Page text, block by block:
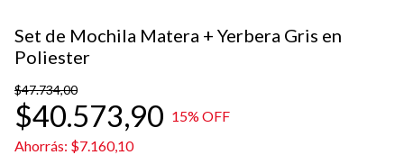
Set de Mochila Matera + Yerbera Gris en
Poliester
$47.734,00
$40.573,90 15% OFF
Ahorrás: $7.160,10